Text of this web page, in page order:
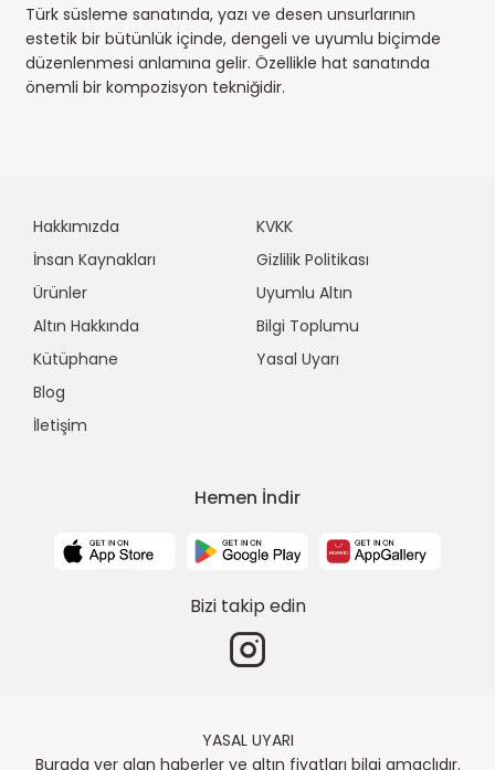
Türk süsleme sanatında, yazı ve desen unsurlarının
estetik bir bütünlük içinde, dengeli ve uyumlu biçimde
düzenlenmesi anlamına gelir. Özellikle hat sanatında
önemli bir kompozisyon tekniğidir.
Hakkımızda
İnsan Kaynakları
Ürünler
Altın Hakkında
Kütüphane
Blog
İletişim
KVKK
Gizlilik Politikası
Uyumlu Altın
Bilgi Toplumu
Yasal Uyarı
Hemen İndir
Bizi takip edin
YASAL UYARI
Burada yer alan haberler ve altın fiyatları bilgi amaçlıdır.